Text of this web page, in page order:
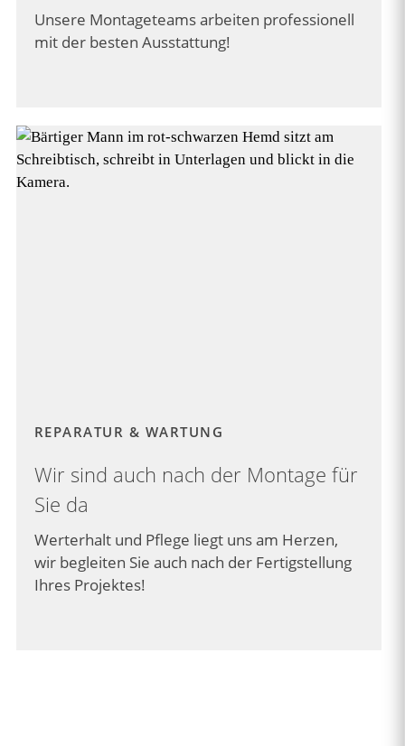
Unsere Montageteams arbeiten professionell
mit der besten Ausstattung!
REPARATUR & WARTUNG
Wir sind auch nach der Montage für
Sie da
Werterhalt und Pflege liegt uns am Herzen,
wir begleiten Sie auch nach der Fertigstellung
Ihres Projektes!